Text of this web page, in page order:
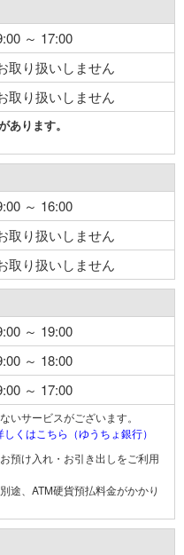
～ 17:00
取り扱いしません
取り扱いしません
あります。
～ 16:00
取り扱いしません
取り扱いしません
～ 19:00
～ 18:00
～ 17:00
いサービスがございます。
くはこちら（ゆうちょ銀行）
預け入れ・お引き出しをご利用
途、ATM硬貨預払料金がかかり